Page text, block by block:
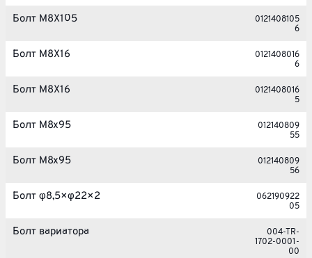
Болт M8X105
0121408105
6
Болт M8X16
0121408016
6
Болт M8X16
0121408016
5
Болт M8x95
012140809
55
Болт M8x95
012140809
56
Болт φ8,5×φ22×2
062190922
05
Болт вариатора
004-TR-
1702-0001-
00